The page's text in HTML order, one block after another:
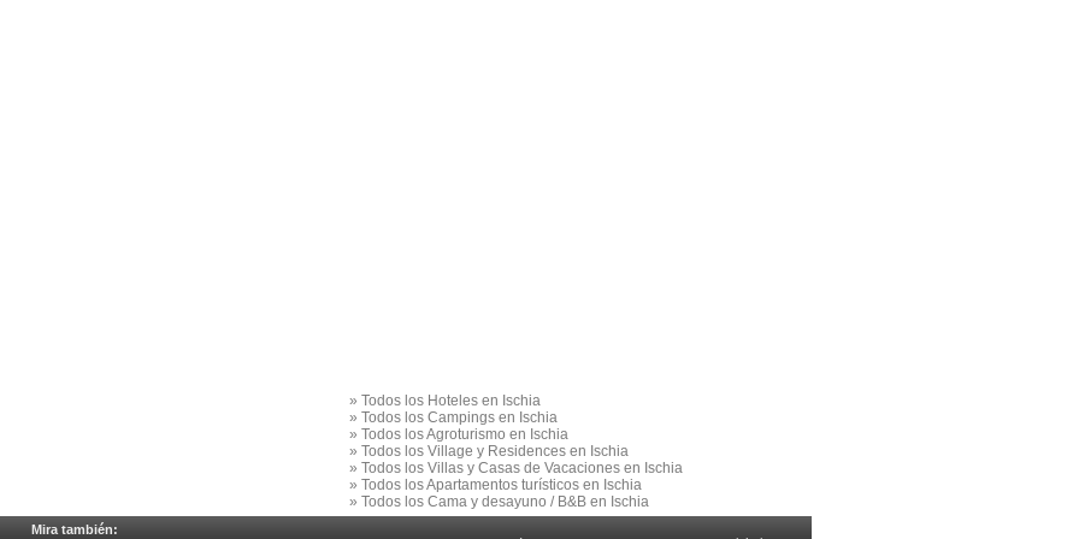
» Todos los Hoteles en Ischia
» Todos los Campings en Ischia
» Todos los Agroturismo en Ischia
» Todos los Village y Residences en Ischia
» Todos los Villas y Casas de Vacaciones en Ischia
» Todos los Apartamentos turísticos en Ischia
» Todos los Cama y desayuno / B&B en Ischia
Mira también: